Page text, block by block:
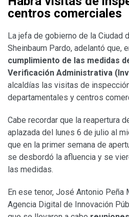
centros comerciales
La jefa de gobierno de la Ciudad
Sheinbaum Pardo, adelantó que,
cumplimiento de las medidas
Verificación Administrativa
alcaldías las visitas de
departamentales y centros
Cabe recordar que la reapertura
aplazada del lunes 6 de julio al
que en la primer semana de
se desbordó la afluencia y se
las medidas.
En ese tenor, José Antonio Peña
Agencia Digital de Innovación